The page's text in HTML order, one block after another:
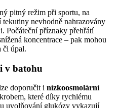
pitný režim při sportu, na
nevhodně nahrazovány
Počáteční příznaky přehřátí
koncentrace –⁠ pak mohou
či úpal.
v batohu
doporučit i nízkoosmolární
které díky rychlému
uvolňování glukózy vykazují